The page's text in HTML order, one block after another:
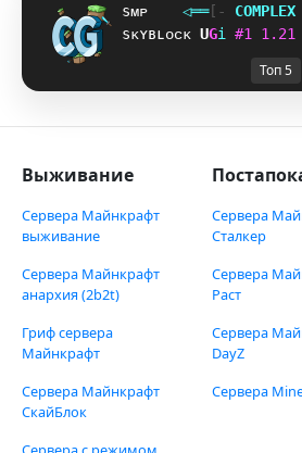
sᴍᴘ ◁══[‐ COMPL EX
sᴋʏʙʟᴏᴄᴋ YIi #1 1 . 21
Топ 5
Выживание
Сервера Майнкрафт
выживание
Сервера Майнкрафт
анархия (2b2t)
Гриф сервера
Майнкрафт
Сервера Майнкрафт
СкайБлок
Сервера
Сталкер
Сервера
Раст
Сервера
DayZ
Сервера